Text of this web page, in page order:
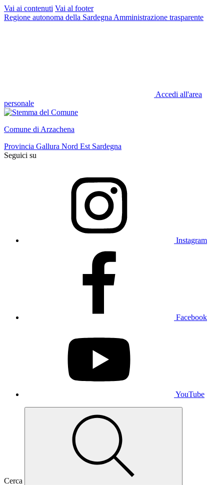
Vai ai contenuti Vai al footer
Regione autonoma della Sardegna Amministrazione trasparente
Accedi all'area
personale
Comune di Arzachena
Provincia Gallura Nord Est Sardegna
Seguici su
Instagram
Facebook
YouTube
Cerca